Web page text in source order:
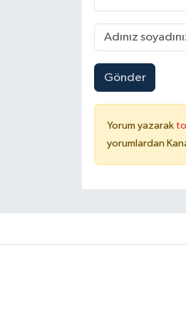
Gönder
Yorum yazarak
yorumlardan